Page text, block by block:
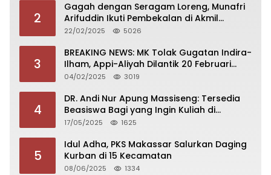
2
Gagah dengan Seragam Loreng, Munafri
Arifuddin Ikuti Pembekalan di Akmil
Magelang
22/02/2025 5026
3
BREAKING NEWS: MK Tolak Gugatan Indira-
Ilham, Appi-Aliyah Dilantik 20 Februari
2025
04/02/2025 3019
4
DR. Andi Nur Apung Massiseng: Tersedia
Beasiswa Bagi yang Ingin Kuliah di
Fakultas Perikanan UCM
17/05/2025 1625
5
Idul Adha, PKS Makassar Salurkan Daging
Kurban di 15 Kecamatan
08/06/2025 1334